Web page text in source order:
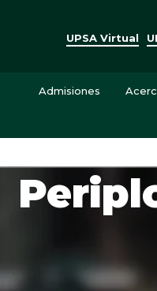
UPSA Virtual
Admisiones